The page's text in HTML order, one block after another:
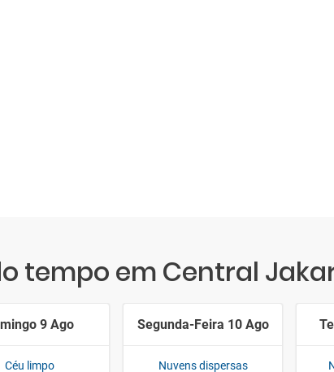
tempo em Central
9 Ago
Céu limpo
Segunda-Feira 10 Ago
Nuvens dispersas